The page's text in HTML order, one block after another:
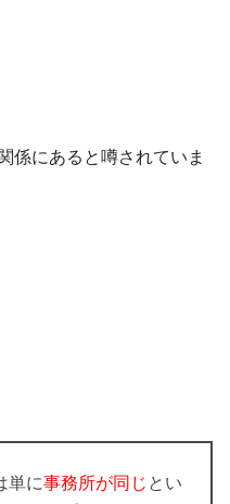
係にあると噂されていま
単に事務所が同じ とい